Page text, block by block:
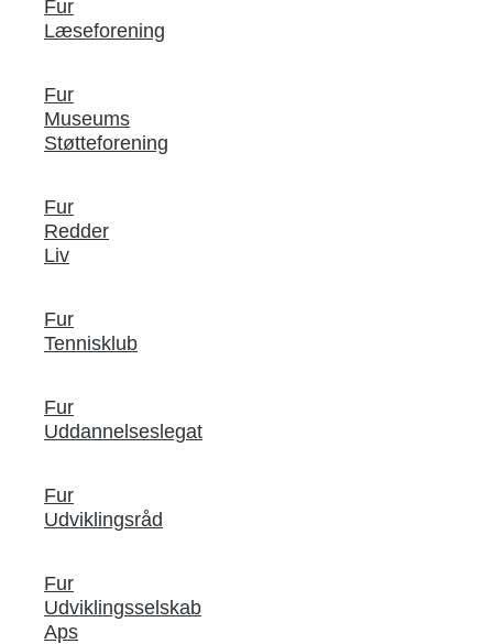
Fur
Læseforening
Fur
Museums
Støtteforening
Fur
Redder
Liv
Fur
Tennisklub
Fur
Uddannelseslegat
Fur
Udviklingsråd
Fur
Udviklingsselskab
Aps